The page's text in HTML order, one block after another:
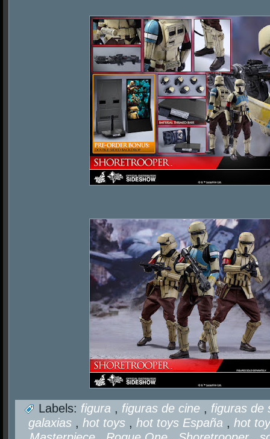
Labels: figura , figuras de cine , figuras
galaxias , hot toys , hot toys España , hot